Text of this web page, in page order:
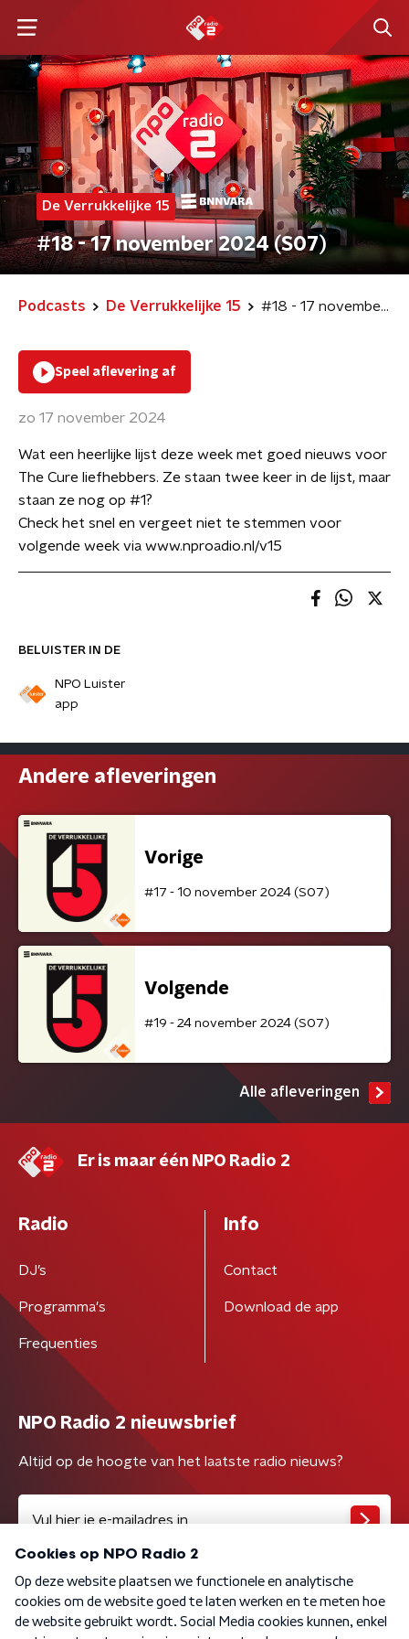
De Verrukkelijke 15
#18 - 17 november 2024 (S07)
Podcasts De Verrukkelijke 15 #18 - 17 november 2024 (S07)
BELUISTER IN DE
NPO Luister
app
Speel aflevering af
zo 17 november 2024
Wat een heerlijke lijst deze week met goed nieuws voor
The Cure liefhebbers. Ze staan twee keer in de lijst, maar
staan ze nog op #1?
Check het snel en vergeet niet te stemmen voor
volgende week via www.nproadio.nl/v15
Andere afleveringen
Vorige
#17 - 10 november 2024 (S07)
Volgende
#19 - 24 november 2024 (S07)
Alle afleveringen
Er is maar één NPO Radio 2
Radio
DJ’s
Programma's
Frequenties
Info
Contact
Download de app
NPO Radio 2 nieuwsbrief
Altijd op de hoogte van het laatste radio nieuws?
Algemene voorwaarden